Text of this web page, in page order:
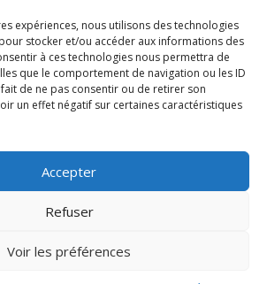
expériences, nous utilisons des technologies
stocker et/ou accéder aux informations des
à ces technologies nous permettra de
que le comportement de navigation ou les ID
de ne pas consentir ou de retirer son
un effet négatif sur certaines caractéristiques
Accepter
Refuser
Voir les préférences
pains burger
pains burger est une étape cruciale
expérience gustative optimale. Veillez
pour apporter croustillant et
burgers. Vous pouvez également les
peu de beurre à l’ail pour une touche
les mini burgers
hachés cuits et les pains burger